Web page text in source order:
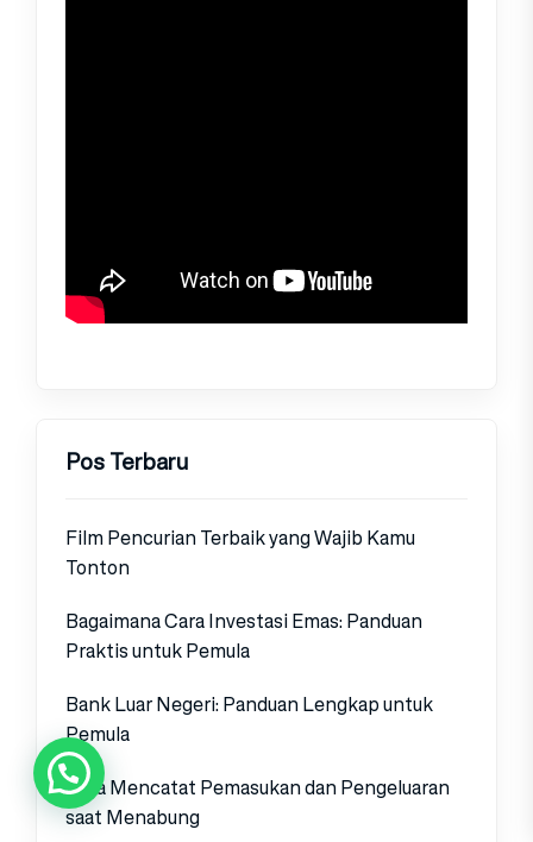
Pos Terbaru
Film Pencurian Terbaik yang Wajib Kamu
Tonton
Bagaimana Cara Investasi Emas: Panduan
Praktis untuk Pemula
Bank Luar Negeri: Panduan Lengkap untuk
Pemula
Cara Mencatat Pemasukan dan Pengeluaran
saat Menabung